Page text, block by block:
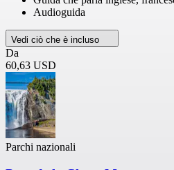
Audioguida
Vedi ciò che è incluso
Da
60,63 USD
Parchi nazionali